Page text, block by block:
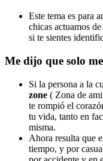
Este tema es para
chicas actuamos
si te sientes
Me dijo que solo
Si la persona a la
zone ( Zona de
te rompió el
tu vida, tanto en
misma.
Ahora resulta que
tiempo, y por